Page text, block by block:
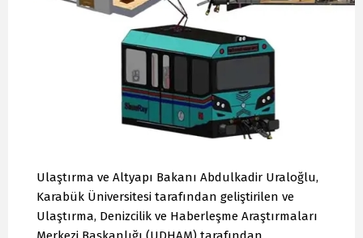
Ulaştırma ve Altyapı Bakanı Abdulkadir Uraloğlu,
Karabük Üniversitesi tarafından geliştirilen ve
Ulaştırma, Denizcilik ve Haberleşme Araştırmaları